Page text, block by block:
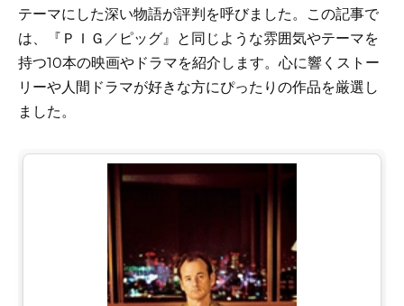
テーマにした深い物語が評判を呼びました。この記事で
は、『ＰＩＧ／ピッグ』と同じような雰囲気やテーマを
持つ10本の映画やドラマを紹介します。心に響くストー
リーや人間ドラマが好きな方にぴったりの作品を厳選し
ました。